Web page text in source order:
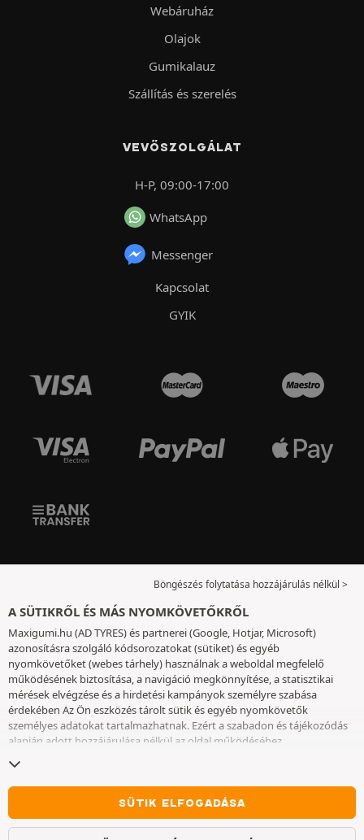
Webáruház
Olajok
Gumikalauz
Szállítás és szerelés
VEVŐSZOLGÁLAT
H-P, 09:00-17:00
WhatsApp
Messenger
Kapcsolat
GYIK
Böngészés folytatása hozzájárulás nélkül >
A SÜTIKRŐL ÉS MÁS NYOMKÖVETŐKRŐL
Maxigumi.hu (AD TYRES) és partnerei (Google, Hotjar, Microsoft)
azonosításra szolgáló kódsorozatokat (sütiket) és egyéb
nyomkövetőket (webes tárhely) használnak a weboldal megfelelő
működésének biztosítása, a navigáció megkönnyítése, a statisztikai
mérések elvégzése és a hirdetési kampányok személyre szabása
érdekében Az Ön eszközés tárolt sütik és egyéb nyomkövetők
személyes adatokat tartalmazhatnak. Ezért a szabadon és tájékozódás
alapján adott hozzájárulása nélkül az oldal működéséhez
nyomkövetőket az eszközén. Az Ön által választott beállításokat 6
hónapig őrizzük meg. A hozzájárulását bármikor visszavonhatja aSütik
és egyéb nyomkövetőkoldalon. Ön dönthet úgy, hogy a böngészést a
sütik vagy más nyomkövetők elhelyezésének elfogadása nélkül
folytatja. A sütik elutasítása nem akadályozza meg a szolgáltatások
SÜTIK ELFOGADÁSA